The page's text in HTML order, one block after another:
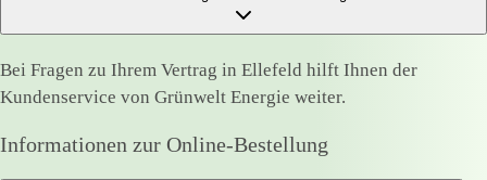
Bei Fragen zu Ihrem Vertrag in Ellefeld hilft Ihnen der
Kundenservice von Grünwelt Energie weiter.
Informationen zur Online-Bestellung